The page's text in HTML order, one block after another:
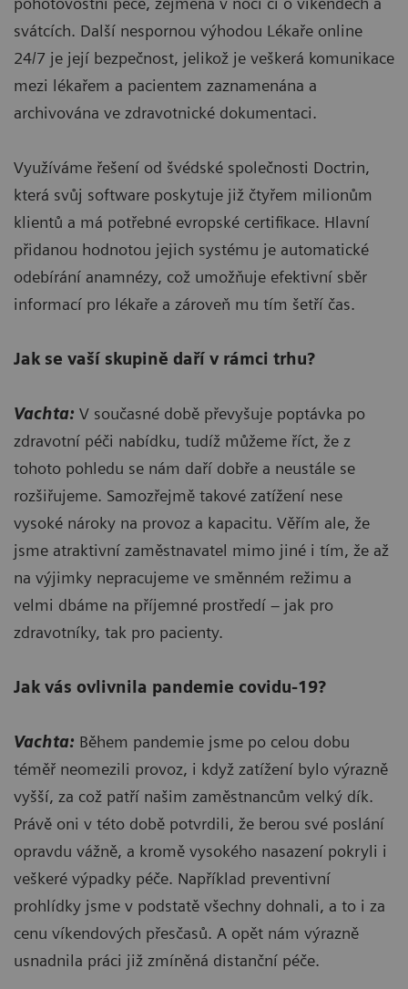
svátcích. Další nespornou výhodou Lékaře online
24/7 je její bezpečnost, jelikož je veškerá komunikace
mezi lékařem a pacientem zaznamenána a
archivována ve zdravotnické dokumentaci.
Využíváme řešení od švédské společnosti Doctrin,
která svůj software poskytuje již čtyřem milionům
klientů a má potřebné evropské certifikace. Hlavní
přidanou hodnotou jejich systému je automatické
odebírání anamnézy, což umožňuje efektivní sběr
informací pro lékaře a zároveň mu tím šetří čas.
Jak se vaší skupině daří v rámci trhu?
Vachta: V současné době převyšuje poptávka po
zdravotní péči nabídku, tudíž můžeme říct, že z
tohoto pohledu se nám daří dobře a neustále se
rozšiřujeme. Samozřejmě takové zatížení nese
vysoké nároky na provoz a kapacitu. Věřím ale, že
jsme atraktivní zaměstnavatel mimo jiné i tím, že až
na výjimky nepracujeme ve směnném režimu a
velmi dbáme na příjemné prostředí – jak pro
zdravotníky, tak pro pacienty.
Jak vás ovlivnila pandemie covidu-19?
Vachta: Během pandemie jsme po celou dobu
téměř neomezili provoz, i když zatížení bylo výrazně
vyšší, za což patří našim zaměstnancům velký dík.
Právě oni v této době potvrdili, že berou své poslání
opravdu vážně, a kromě vysokého nasazení pokryli i
veškeré výpadky péče. Například preventivní
prohlídky jsme v podstatě všechny dohnali, a to i za
cenu víkendových přesčasů. A opět nám výrazně
usnadnila práci již zmíněná distanční péče.